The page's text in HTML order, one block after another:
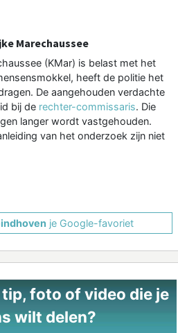
Marechaussee
(KMar) is belast met het
heeft de politie het
De aangehouden verdachte
bij de rechter-commissaris. Die
langer wordt vastgehouden.
van het onderzoek zijn niet
je Google-favoriet
tip, foto of video die je
wilt delen?